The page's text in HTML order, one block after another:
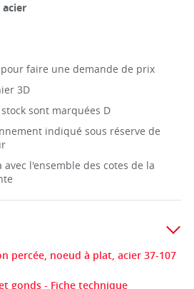
faire une demande de prix
3D
sont marquées D
indiqué sous réserve de
l'ensemble des cotes de la
percée, noeud à plat, acier 37-107
gonds - Fiche technique